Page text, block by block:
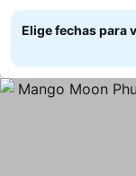
Elige fechas para